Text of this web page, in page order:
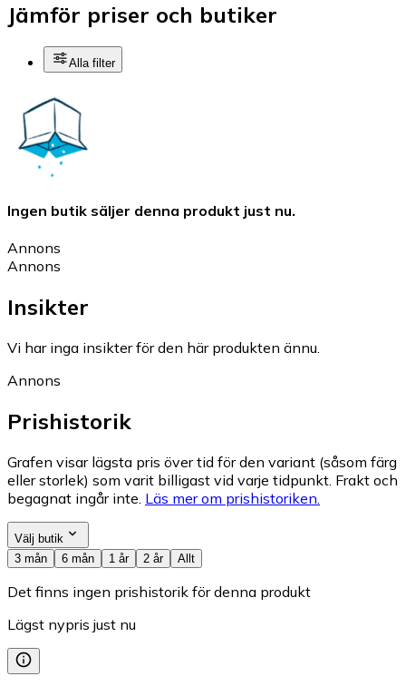
Jämför priser och butiker
Alla filter
Ingen butik säljer denna produkt just nu.
Annons
Annons
Insikter
Vi har inga insikter för den här produkten ännu.
Annons
Prishistorik
Grafen visar lägsta pris över tid för den variant (såsom färg
eller storlek) som varit billigast vid varje tidpunkt. Frakt och
begagnat ingår inte. Läs mer om prishistoriken.
Välj butik
3 mån
6 mån 1 år 2 år Allt
Det finns ingen prishistorik för denna produkt
Lägst nypris just nu